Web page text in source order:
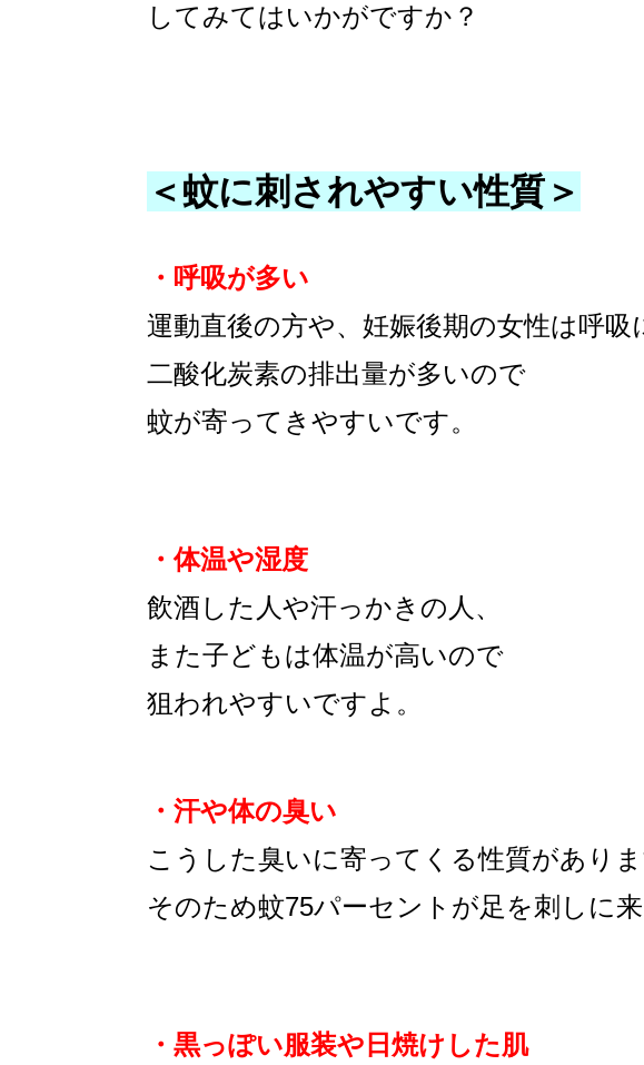
してみてはいかがですか？
＜蚊に刺されやすい性質＞
・呼吸が多い
運動直後の方や、妊娠後期の女性は呼吸
二酸化炭素の排出量が多いので
蚊が寄ってきやすいです。
・体温や湿度
飲酒した人や汗っかきの人、
また子どもは体温が高いので
狙われやすいですよ。
・汗や体の臭い
こうした臭いに寄ってくる性質がありま
そのため蚊75パーセントが足を刺しに来
・黒っぽい服装や日焼けした肌